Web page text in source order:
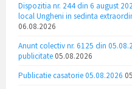
Dispozitia nr. 244 din 6 august
local Ungheni in sedinta
06.08.2026
Anunt colectiv nr. 6125 din
publicitate 05.08.2026
Publicatie casatorie 05.08.2026